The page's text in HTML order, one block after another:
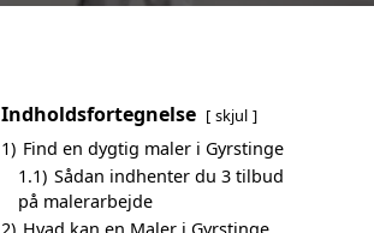
Indholdsfortegnelse skjul
1) Find en dygtig maler i Gyrstinge
1.1) Sådan indhenter du 3 tilbud
på malerarbejde